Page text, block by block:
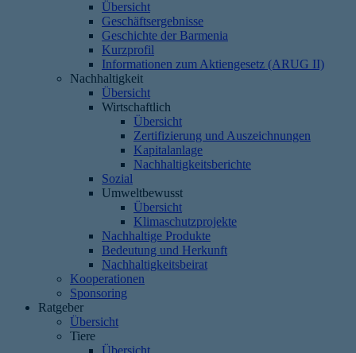
Übersicht
Geschäftsergebnisse
Geschichte der Barmenia
Kurzprofil
Informationen zum Aktiengesetz (ARUG II)
Nachhaltigkeit
Übersicht
Wirtschaftlich
Übersicht
Zertifizierung und Auszeichnungen
Kapitalanlage
Nachhaltigkeitsberichte
Sozial
Umweltbewusst
Übersicht
Klimaschutzprojekte
Nachhaltige Produkte
Bedeutung und Herkunft
Nachhaltigkeitsbeirat
Kooperationen
Sponsoring
Ratgeber
Übersicht
Tiere
Übersicht